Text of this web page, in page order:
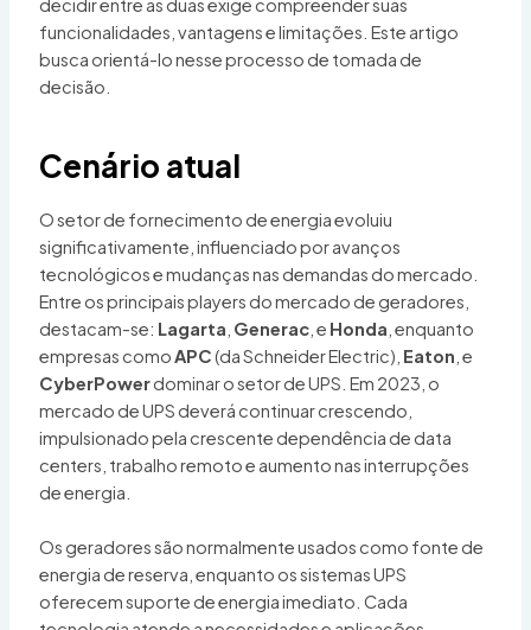
decidir entre as duas exige compreender suas
funcionalidades, vantagens e limitações. Este artigo
busca orientá-lo nesse processo de tomada de
decisão.
Cenário atual
O setor de fornecimento de energia evoluiu
significativamente, influenciado por avanços
tecnológicos e mudanças nas demandas do mercado.
Entre os principais players do mercado de geradores,
destacam-se: Lagarta Generac, e Honda , enquanto
empresas comoAPC(da Schneider Electric), Eaton , e
CyberPowerdominar o setor de UPS. Em 2023, o
mercado de UPS deverá continuar crescendo,
impulsionado pela crescente dependência de data
centers, trabalho remoto e aumento nas interrupções
de energia.
Os geradores são normalmente usados como fonte de
energia de reserva, enquanto os sistemas UPS
oferecem suporte de energia imediato. Cada